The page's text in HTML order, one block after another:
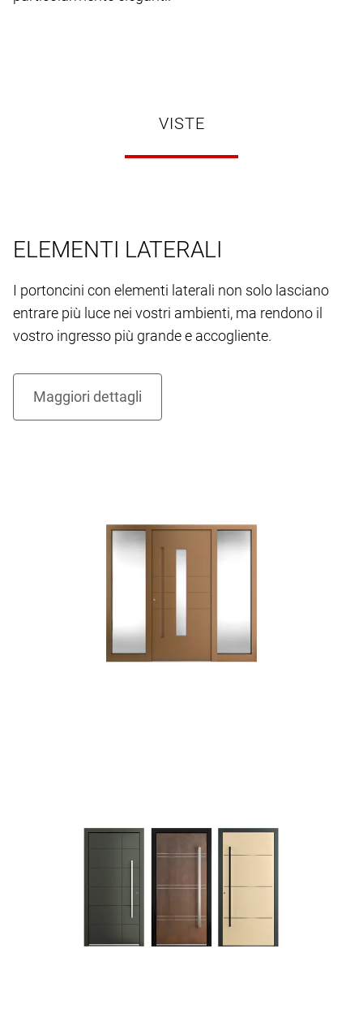
VISTE
ELEMENTI LATERALI
I portoncini con elementi laterali non solo lasciano
entrare più luce nei vostri ambienti, ma rendono il
vostro ingresso più grande e accogliente.